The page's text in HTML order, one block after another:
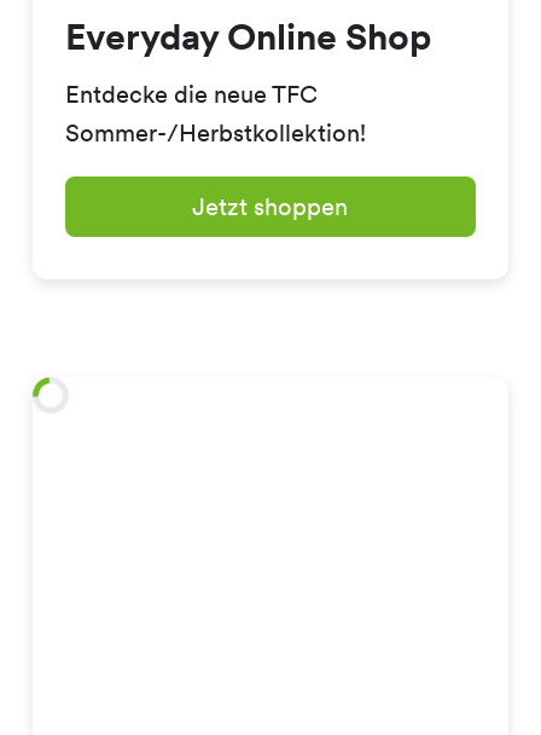
Everyday Online Shop
Entdecke die neue TFC
Sommer-/Herbstkollektion!
Jetzt shoppen